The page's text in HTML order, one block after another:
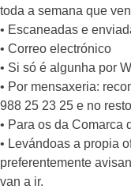
toda a semana que
• Escaneadas e
• Correo electrónico
• Si só é algunha por
• Por mensaxeria:
988 25 23 25 e no
• Para os da Comarca
• Levándoas a propia
preferentemente
van a ir.